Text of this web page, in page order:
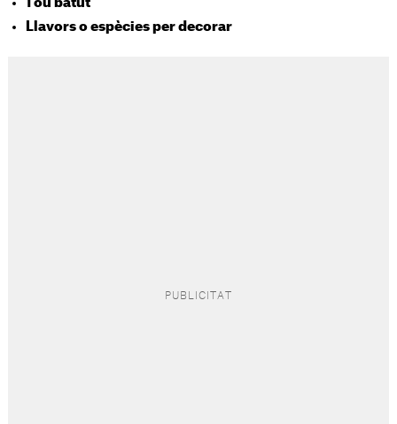
1 ou batut
Llavors o espècies per decorar